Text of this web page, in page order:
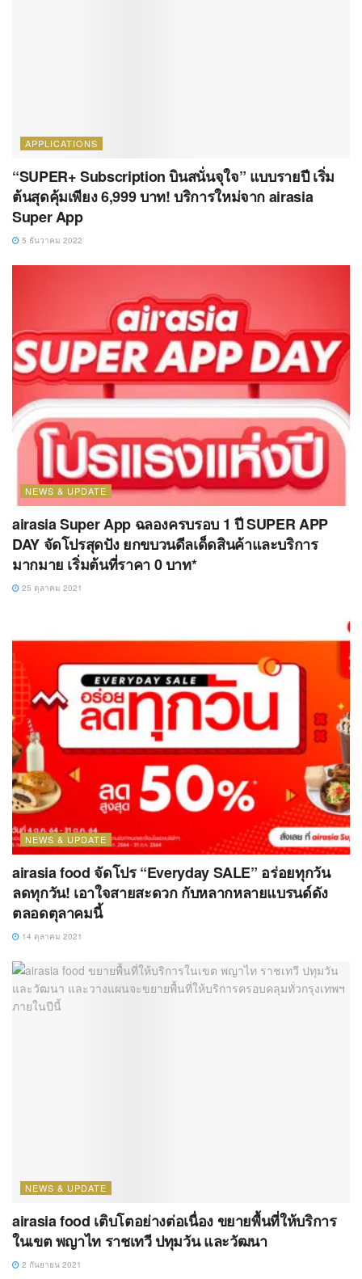
APPLICATIONS
“SUPER+ Subscription บินสนั่นจุใจ” แบบรายปี เริ่ม
ต้นสุดคุ้มเพียง 6,999 บาท! บริการใหม่จาก airasia
Super App
5 ธันวาคม 2022
NEWS & UPDATE
airasia Super App ฉลองครบรอบ 1 ปี SUPER APP
DAY จัดโปรสุดปัง ยกขบวนดีลเด็ดสินค้าและบริการ
มากมาย เริ่มต้นที่ราคา 0 บาท*
25 ตุลาคม 2021
NEWS & UPDATE
airasia food จัดโปร “Everyday SALE” อร่อยทุกวัน
ลดทุกวัน! เอาใจสายสะดวก กับหลากหลายแบรนด์ดัง
ตลอดตุลาคมนี้
14 ตุลาคม 2021
NEWS & UPDATE
airasia food เติบโตอย่างต่อเนื่อง ขยายพื้นที่ให้บริการ
ในเขต พญาไท ราชเทวี ปทุมวัน และวัฒนา
2 กันยายน 2021